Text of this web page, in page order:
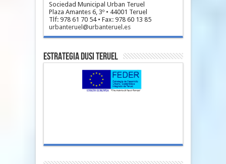
Sociedad Municipal Urban Teruel
Plaza Amantes 6, 3º • 44001 Teruel
Tlf: 978 61 70 54 • Fax: 978 60 13 85
urbanteruel@urbanteruel.es
Estrategia DUSI Teruel